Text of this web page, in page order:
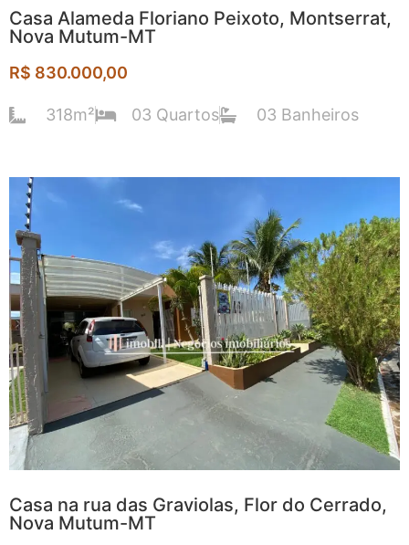
Casa Alameda Floriano Peixoto, Montserrat,
Nova Mutum-MT
R$ 830.000,00
318m² 03 Quartos 03 Banheiros
Casa na rua das Graviolas, Flor do Cerrado,
Nova Mutum-MT